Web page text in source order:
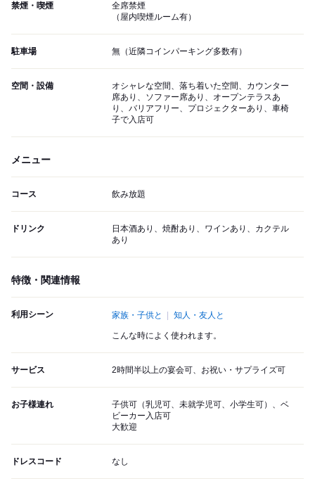
禁煙・喫煙
全席禁煙
（屋内喫煙ルーム有）
駐車場 無（近隣コインパーキング多数有）
空間・設備
オシャレな空間、落ち着いた空間、カウンター
席あり、ソファー席あり、オープンテラスあ
り、バリアフリー、プロジェクターあり、車椅
子で入店可
メニュー
コース 飲み放題
ドリンク
日本酒あり、焼酎あり、ワインあり、カクテル
あり
特徴・関連情報
利用シーン 家族・子供と 知人・友人と
こんな時によく使われます。
サービス 2時間半以上の宴会可、お祝い・サプライズ可
お子様連れ
子供可（乳児可、未就学児可、小学生可）、ベ
ビーカー入店可
大歓迎
ドレスコード なし